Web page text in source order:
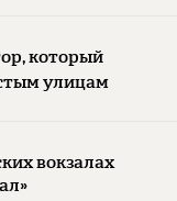
который
улицам
вокзалах